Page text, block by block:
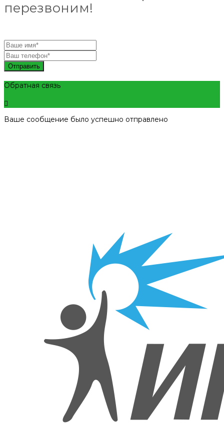
перезвоним!
Отправить
Обратная связь
Ваше сообщение было успешно отправлено